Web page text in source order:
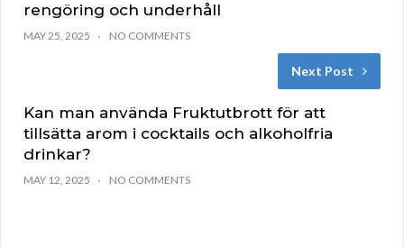
rengöring och underhåll
MAY 25, 2025 NO COMMENTS
Next Post
Kan man använda Fruktutbrott för att
tillsätta arom i cocktails och alkoholfria
drinkar?
MAY 12, 2025 NO COMMENTS